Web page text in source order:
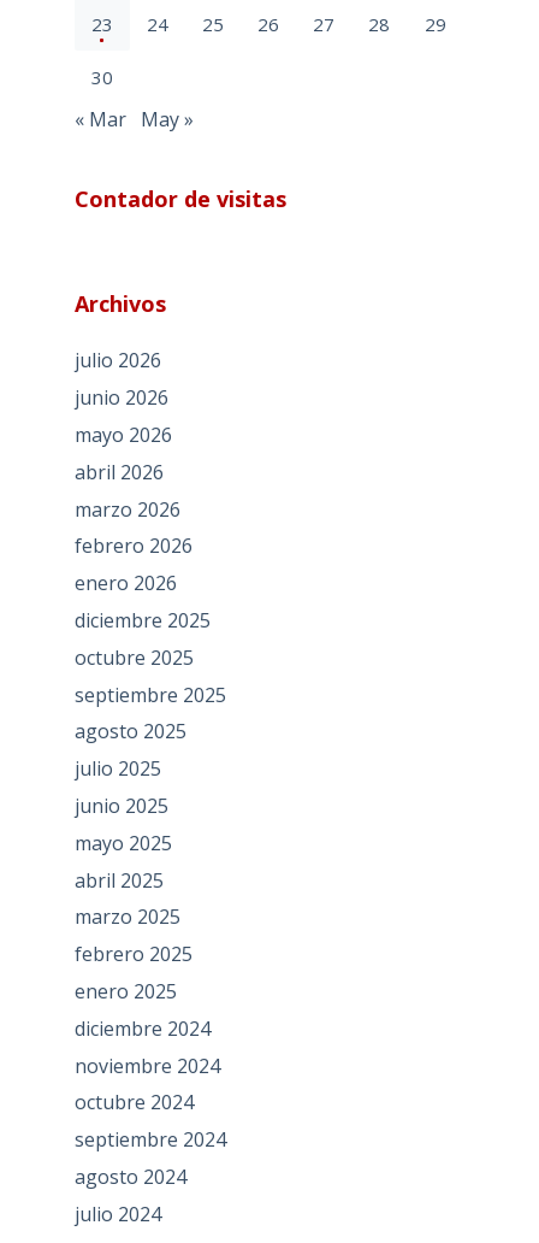
23 24 25 26 27 28 29
30
« Mar May »
Contador de visitas
Archivos
julio 2026
junio 2026
mayo 2026
abril 2026
marzo 2026
febrero 2026
enero 2026
diciembre 2025
octubre 2025
septiembre 2025
agosto 2025
julio 2025
junio 2025
mayo 2025
abril 2025
marzo 2025
febrero 2025
enero 2025
diciembre 2024
noviembre 2024
octubre 2024
septiembre 2024
agosto 2024
julio 2024